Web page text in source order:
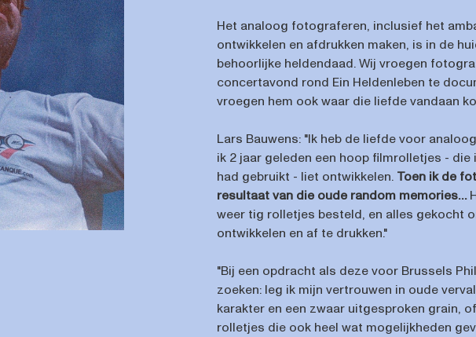
Het analoog fotograferen, inclusief het
ontwikkelen en afdrukken maken, is in de
behoorlijke heldendaad. Wij vroegen
concertavond rond Ein Heldenleben te
vroegen hem ook waar die liefde vandaan
Lars Bauwens: "Ik heb de liefde voor
ik 2 jaar geleden een hoop filmrolletjes -
had gebruikt - liet ontwikkelen. Toen ik de
resultaat van die oude random memories…
weer tig rolletjes besteld, en alles gekocht
ontwikkelen en af te drukken."
"Bij een opdracht als deze voor Brussels
zoeken: leg ik mijn vertrouwen in oude
karakter en een zwaar uitgesproken grain,
rolletjes die ook heel wat mogelijkheden